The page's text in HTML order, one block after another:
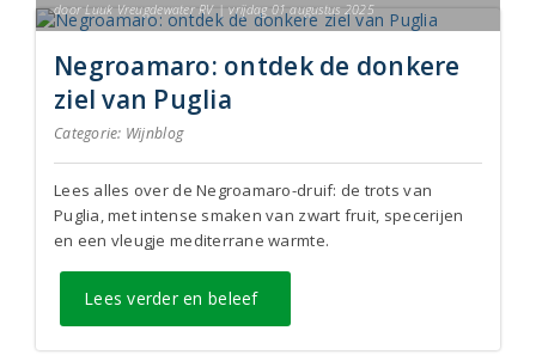
door Luuk Vreugdewater RV | vrijdag 01 augustus 2025
Negroamaro: ontdek de donkere
ziel van Puglia
Categorie: Wijnblog
Lees alles over de Negroamaro-druif: de trots van
Puglia, met intense smaken van zwart fruit, specerijen
en een vleugje mediterrane warmte.
Lees verder en beleef